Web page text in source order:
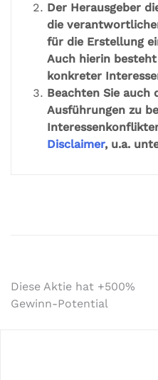
Der Herausgeber
die
für die Erstellung
Auch hierin
konkreter
Beachten Sie auch
Ausführungen zu
Disclaimer, u.a.
Diese Aktie hat +500%
Gewinn-Potential